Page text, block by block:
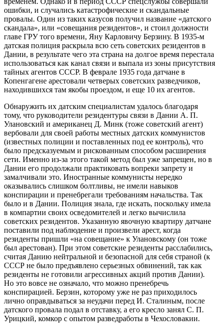
ошибки, и случались катастрофические и скандальные
провалы. Один из таких казусов получил название «датского
скандала», или «совещания резидентов», и стоил должности
главе ГРУ того времени, Яну Карловичу Берзину. В 1935-м
датская полиция раскрыла всю сеть советских резидентов в
Дании, в результате чего эта страна на долгое время перестала
использоваться как канал связи и выпала из зоны присутствия
тайных агентов СССР. В феврале 1935 года датчане в
Копенгагене арестовали четверых советских разведчиков,
находившихся там якобы проездом, и еще 10 их агентов.
Обнаружить их датским специалистам удалось благодаря
тому, что руководители резидентуры связи в Дании А. П.
Улановский и американец Д. Минк (тоже советский агент)
вербовали для своей работы местных датских коммунистов
(известных полиции и поставленных под ее контроль), что
было предсказуемым и рискованным способом расширения
сети. Именно из-за этого такой метод был уже запрещен, но в
Дании его продолжали практиковать вопреки запрету и
замалчивали это. Иностранные коммунисты нередко
оказывались слишком болтливы, не имели навыков
конспирации и пренебрегали требованиям начальства. Так
было и в Дании. Полиция знала, где искать, поскольку имела
в компартии своих осведомителей и легко вычислила
советских резидентов. Указанную явочную квартиру датчане
поставили под наблюдение и произвели арест, когда
резиденты пришли «на совещание» к Улановскому (он тоже
был арестован). При этом советские резиденты расслабились,
считая Данию нейтральной и безопасной для себя страной (к
СССР не было предъявлено серьезных обвинений, так как
резиденты не готовили агрессивных акций против Дании).
Но это вовсе не означало, что можно пренебречь
конспирацией. Берзин, которому уже не раз приходилось
лично оправдываться за неудачи перед И. Сталиным, после
датского провала подал в отставку, а его кресло занял С. П.
Урицкий, комкор с опытом разведработы в Чехословакии.